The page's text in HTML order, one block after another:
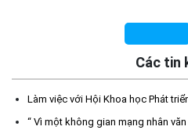
Các tin
Làm việc với Hội Khoa học Phát
“ Vì một không gian mạng nhân
Kế hoạch Tổ chức lấy mẫu hài cốt